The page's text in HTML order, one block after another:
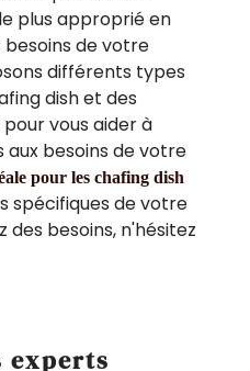
plus approprié en
de votre
différents types
dish et des
vous aider à
besoins de votre
pour les chafing dish
spécifiques de votre
des besoins, n'hésitez
experts